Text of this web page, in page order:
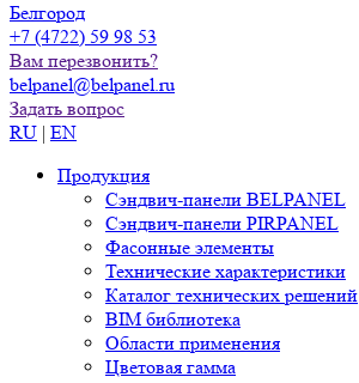
Белгород
+7 (4722) 59 98 53
Вам перезвонить?
belpanel@belpanel.ru
Задать вопрос
RU | EN
Продукция
Сэндвич-панели BELPANEL
Сэндвич-панели PIRPANEL
Фасонные элементы
Технические характеристики
Каталог технических решений
BIM библиотека
Области применения
Цветовая гамма